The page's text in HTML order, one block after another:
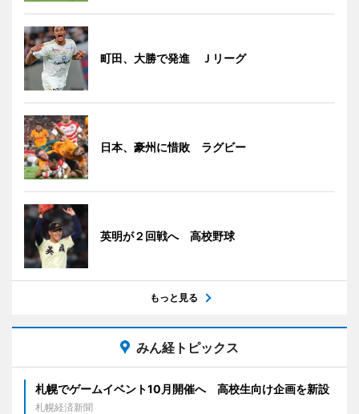
町田、大勝で発進 Ｊリーグ
日本、豪州に惜敗 ラグビー
英明が２回戦へ 高校野球
もっと見る
みん経トピックス
札幌でゲームイベント10月開催へ 高校生向け企画を新設
札幌経済新聞